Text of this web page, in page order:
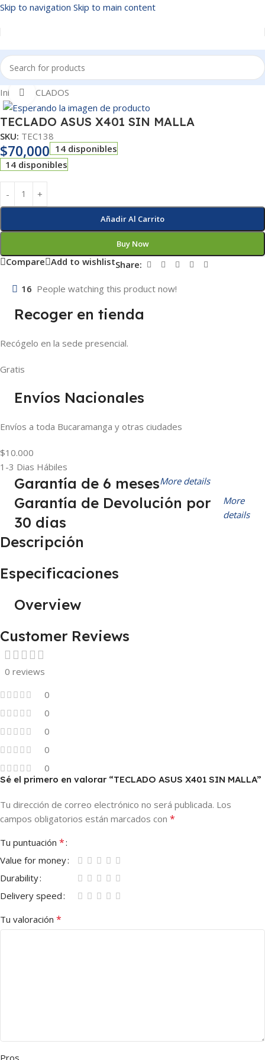
Skip to navigation Skip to main content
Inicio/ TECLADOS
Click to enlarge
TECLADO ASUS X401 SIN MALLA
SKU: TEC138
$70,000 14 disponibles
14 disponibles
Añadir Al Carrito
Buy Now
Compare Add to wishlistShare:
16 People watching this product now!
Recoger en tienda
Recógelo en la sede presencial.
Gratis
Envíos Nacionales
Envíos a toda Bucaramanga y otras ciudades
1-3 Dias Hábiles
$10.000
Garantía de 6 mesesMore details
Garantía de Devolución por
30 dias
More
details
Descripción
Especificaciones
Overview
Customer Reviews
0 reviews
0
0
0
0
0
Sé el primero en valorar “TECLADO ASUS X401 SIN MALLA”
Tu dirección de correo electrónico no será publicada. Los
campos obligatorios están marcados con *
Tu puntuación *
Value for money
Durability
Delivery speed
Tu valoración *
Pros